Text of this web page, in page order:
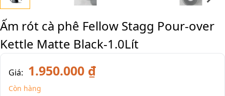
Ấm rót cà phê Fellow Stagg Pour-over
Kettle Matte Black-1.0Lít
Giá: 1.950.000 ₫
Còn hàng